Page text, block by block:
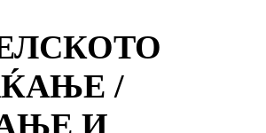
/
И